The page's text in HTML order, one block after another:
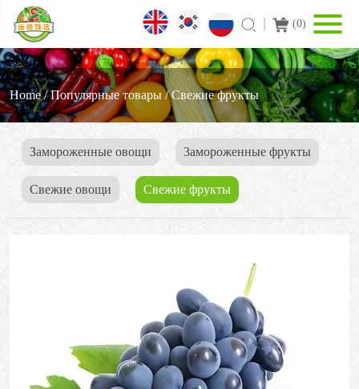
(0)
Home/Популярные товары /Cвежие фрукты
Замороженные овощи 3амороженные фрукты
Свежие овощи Cвежие фрукты